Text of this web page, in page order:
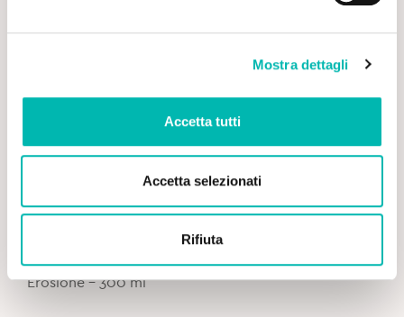
Mostra dettagli
Accetta tutti
Accetta selezionati
Rifiuta
8,20€
Original
8,20€.
7,00€
Current
7,00€.
Curasept Biosmalto Collutorio Carie, Abrasione,
Erosione – 300 ml